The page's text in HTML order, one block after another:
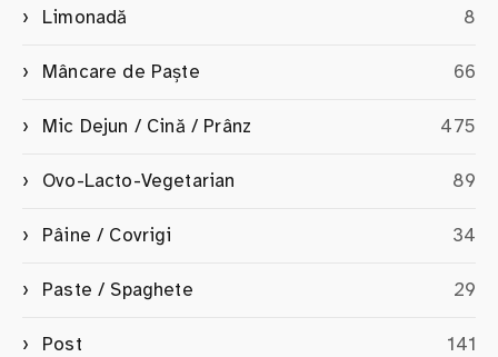
Limonadă 8
Mâncare de Paște 66
Mic Dejun / Cină / Prânz 475
Ovo-Lacto-Vegetarian 89
Pâine / Covrigi 34
Paste / Spaghete 29
Post 141